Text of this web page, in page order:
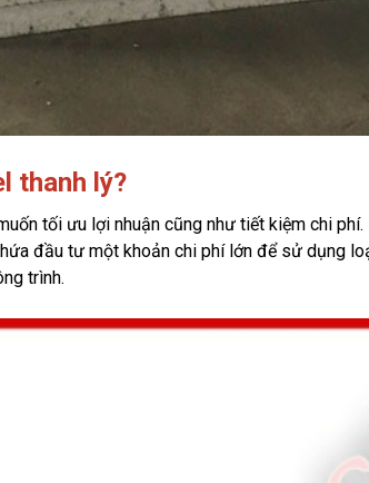
thanh lý?
tối ưu lợi nhuận cũng như tiết kiệm chi
đầu tư một khoản chi phí lớn để sử dụng
trình.